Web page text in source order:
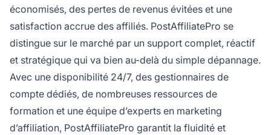
économisés, des pertes de revenus évitées et une
satisfaction accrue des affiliés. PostAffiliatePro se
distingue sur le marché par un support complet, réactif
et stratégique qui va bien au-delà du simple dépannage.
Avec une disponibilité 24/7, des gestionnaires de
compte dédiés, de nombreuses ressources de
formation et une équipe d’experts en marketing
d’affiliation, PostAffiliatePro garantit la fluidité et